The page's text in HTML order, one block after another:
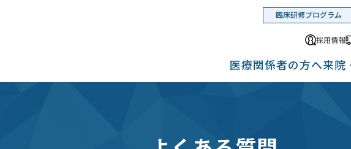
臨床研修プログラム
採用情報
医療関係者の方へ来院